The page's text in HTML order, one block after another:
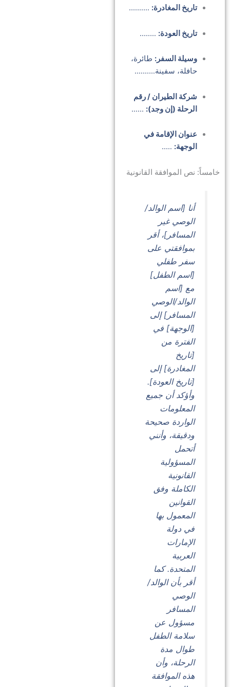
تاريخ المغادرة: ……….
تاريخ العودة: ……..
وسيلة السفر: طائرة،
حافلة، سفينة……….
شركة الطيران / رقم
الرحلة (إن وجد): ……
عنوان الإقامة في
الوجهة: …..
خامساً: نص الموافقة القانونية
أنا [اسم الوالد/
الوصي غير
المسافر]، أقر
بموافقتي على
سفر طفلي
[اسم الطفل]
مع [اسم
الوالد/الوصي
المسافر] إلى
[الوجهة] في
الفترة من
[تاريخ
المغادرة] إلى
[تاريخ العودة].
وأؤكد أن جميع
المعلومات
الواردة صحيحة
ودقيقة، وأنني
أتحمل
المسؤولية
القانونية
الكاملة وفق
القوانين
المعمول بها
في دولة
الإمارات
العربية
المتحدة. كما
أقر بأن الوالد/
الوصي
المسافر
مسؤول عن
سلامة الطفل
طوال مدة
الرحلة، وأن
هذه الموافقة